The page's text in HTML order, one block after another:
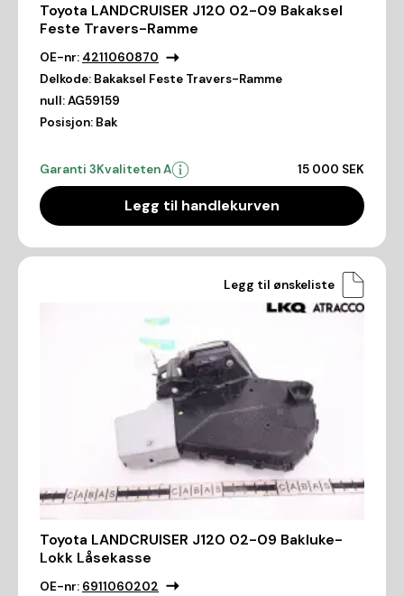
Toyota LANDCRUISER J120 02-09 Bakaksel
Feste Travers-Ramme
OE-nr: 4211060870
Delkode: Bakaksel Feste Travers-Ramme
null:AG59159
Posisjon: Bak
Garanti 3Kvaliteten A 15 000 SEK
Legg til handlekurven
Legg til ønskeliste
Toyota LANDCRUISER J120 02-09 Bakluke-
Lokk Låsekasse
OE-nr: 6911060202